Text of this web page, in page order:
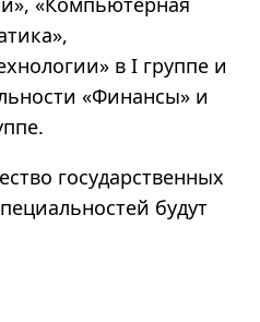
»,
» в I группе и
«Финансы» и
государственных
будут